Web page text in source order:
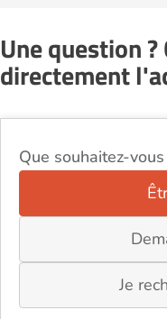
Une question
directement
Que souhaitez-
Je